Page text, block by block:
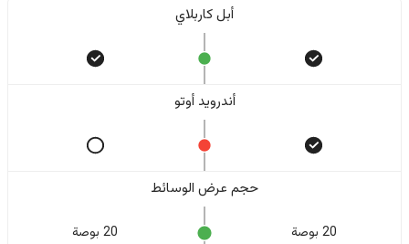
أبل كاربلاي
أندرويد أوتو
حجم عرض الوسائط
20 بوصة 20 بوصة